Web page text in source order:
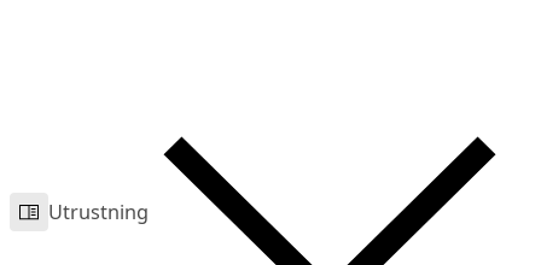
Utrustning